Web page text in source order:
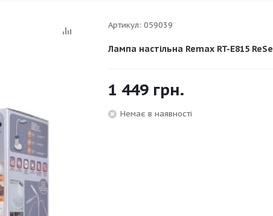
Артикул: 059039
Лампа настільна Remax RT-E815
1 449 грн.
Немає в наявності